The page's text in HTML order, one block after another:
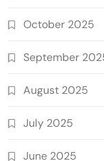
October 2025
September
August 2025
July 2025
June 2025